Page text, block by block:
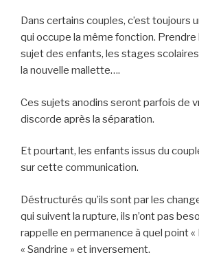
Dans certains couples, c’est toujours
qui occupe la même fonction. Prendre
sujet des enfants, les stages
la nouvelle mallette….
Ces sujets anodins seront parfois de
discorde après la séparation.
Et pourtant, les enfants issus du
sur cette communication.
Déstructurés qu’ils sont par les
qui suivent la rupture, ils n’ont pas
rappelle en permanence à quel point
« Sandrine » et inversement.